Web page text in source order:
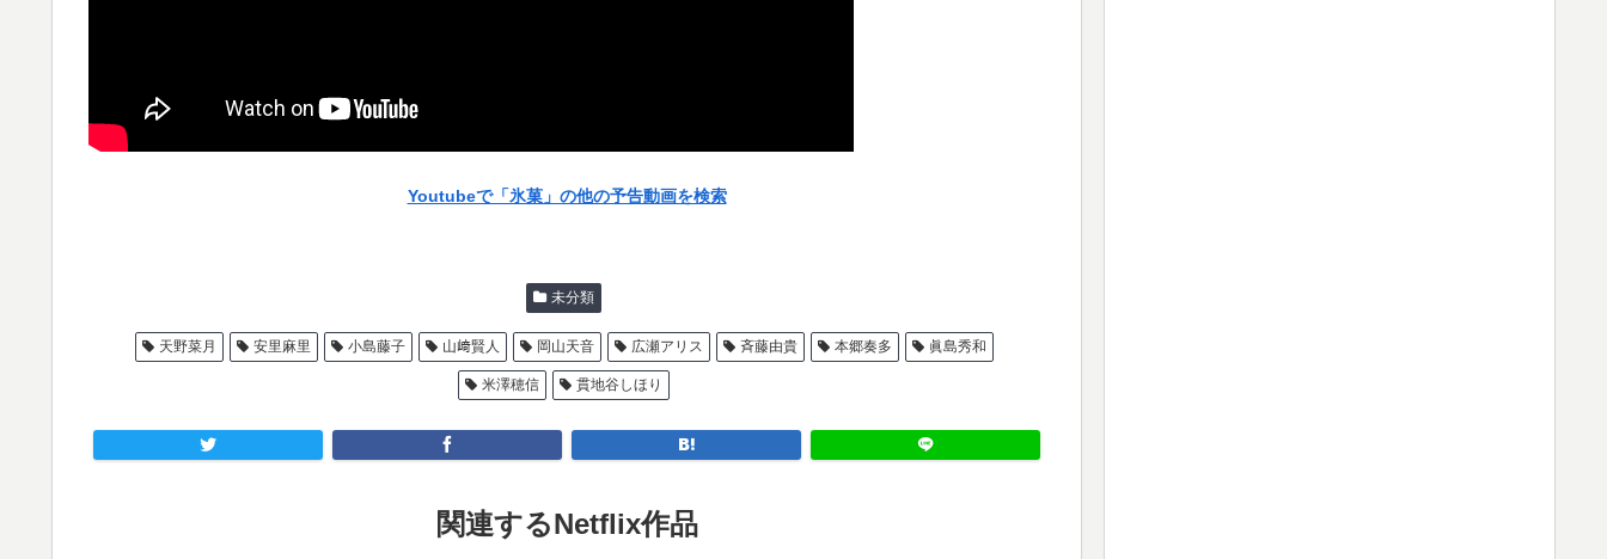
Youtubeで「氷菓」の他の予告動画を検索
未分類
天野菜月 安里麻里 小島藤子 山﨑賢人 岡山天音 広瀬アリス 斉藤由貴 本郷奏多 眞島秀和
米澤穂信 貫地谷しほり
関連するNetflix作品